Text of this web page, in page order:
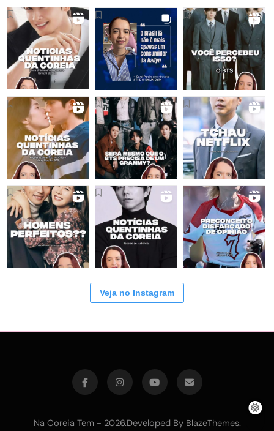
Veja no Instagram
Na Coreia Tem - 2026.Developed By BlazeThemes.